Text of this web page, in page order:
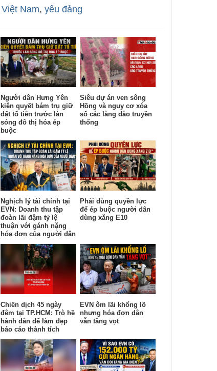
Việt Nam, yêu đảng
Người dân Hưng Yên
kiên quyết bám trụ giữ
đất tổ tiên trước làn
sóng đô thị hóa ép
buộc
Siêu dự án ven sông
Hồng và nguy cơ xóa
sổ các làng đào truyền
thống
Nghịch lý tài chính tại
EVN: Doanh thu tập
đoàn lãi đậm tỷ lệ
thuận với gánh nặng
hóa đơn của người dân
Phải dùng quyền lực
để ép buộc người dân
dùng xăng E10
Chiến dịch 45 ngày
đêm tại TP.HCM: Trò hề
hành dân để làm đẹp
báo cáo thành tích
EVN ôm lãi khổng lồ
nhưng hóa đơn dân
vẫn tăng vọt